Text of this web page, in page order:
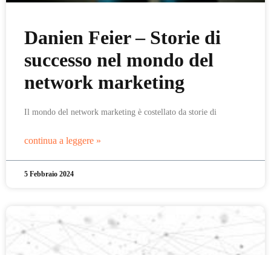
Danien Feier – Storie di
successo nel mondo del
network marketing
Il mondo del network marketing è costellato da storie di
continua a leggere »
5 Febbraio 2024